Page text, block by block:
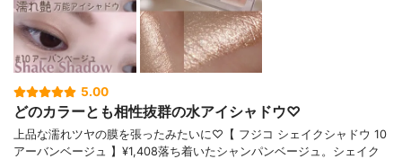
5.00
どのカラーとも相性抜群の水アイシャドウ♡
上品な濡れツヤの膜を張ったみたいに♡【 フジコ シェイクシャドウ 10
アーバンベージュ 】¥1,408落ち着いたシャンパンベージュ。シェイク